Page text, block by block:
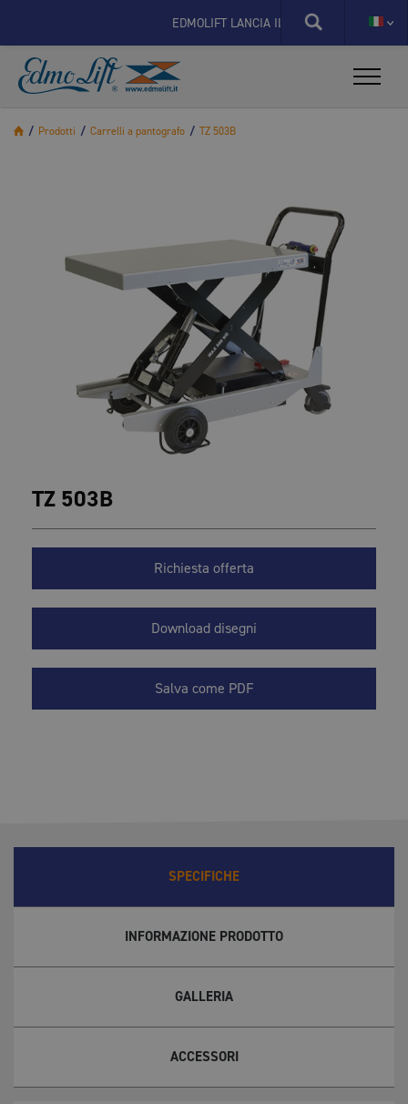
EDMOLIFT LANCIA IL NUOVO SITO SPECIFICO
/ Prodotti / Carrelli a pantografo / TZ 503B
TZ 503B
Richiesta offerta
Download disegni
Salva come PDF
SPECIFICHE
INFORMAZIONE PRODOTTO
GALLERIA
ACCESSORI